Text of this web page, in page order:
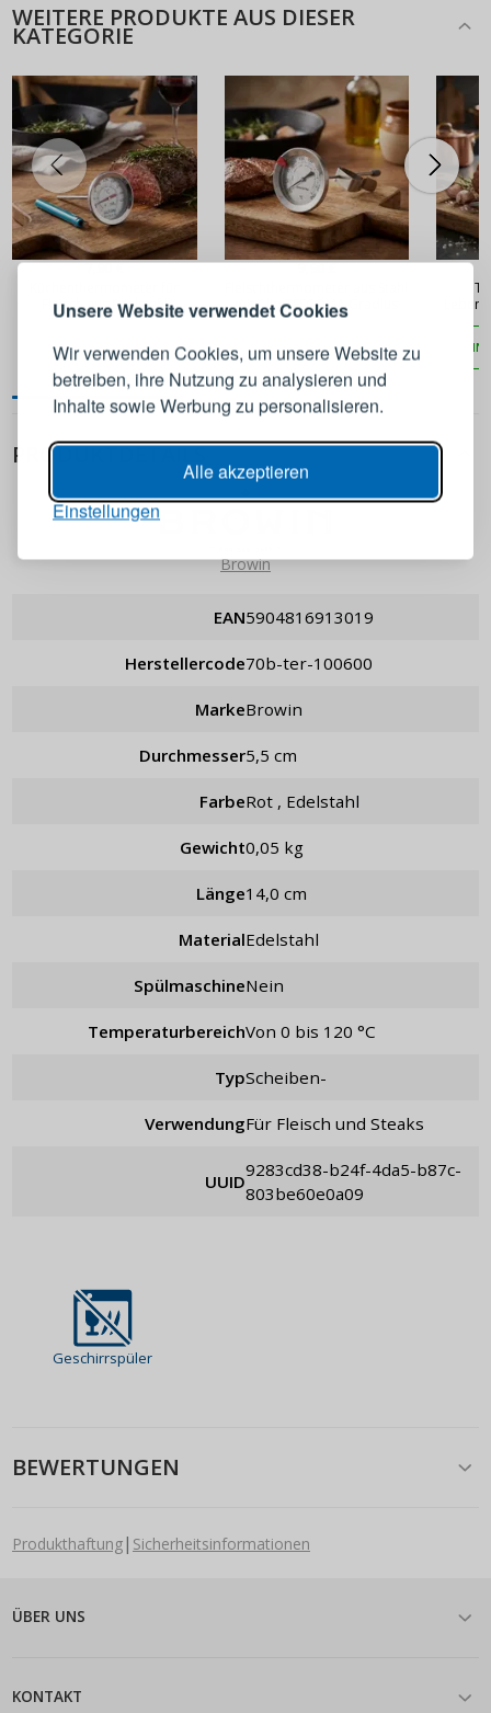
Unsere Website verwendet Cookies
Wir verwenden Cookies, um unsere Website zu
betreiben, ihre Nutzung zu analysieren und
Inhalte sowie Werbung zu personalisieren.
Alle akzeptieren
Einstellungen
WEITERE PRODUKTE AUS DIESER
KATEGORIE
7,90 €
Fleisch aus Edelstahl
IN DEN WARENKORB
9,90 €
mit Clip TESCOMA Gradius
IN DEN WARENKORB IN
PRODUKTDETAILS
Browin
EAN 5904816913019
Herstellercode 70b-ter-100600
Marke Browin
Durchmesser 5,5 cm
Farbe Rot , Edelstahl
Gewicht 0,05 kg
Länge 14,0 cm
Material Edelstahl
Spülmaschine Nein
Temperaturbereich von 0 bis 120 °C
Typ Scheiben-
Verwendung für Fleisch und Steaks
UUID
9283cd38-b24f-4da5-b87c-
803be60e0a09
Geschirrspüler
BEWERTUNGEN
Produkthaftung| Sicherheitsinformationen
ÜBER UNS
KONTAKT
ANMELDEN REGISTRIEREN
Melden Sie sich bei Ihrem
E-Mail-Adresse